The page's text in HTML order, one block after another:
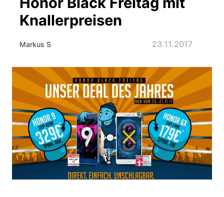
Knallerpreisen
Markus S 23.11.2017